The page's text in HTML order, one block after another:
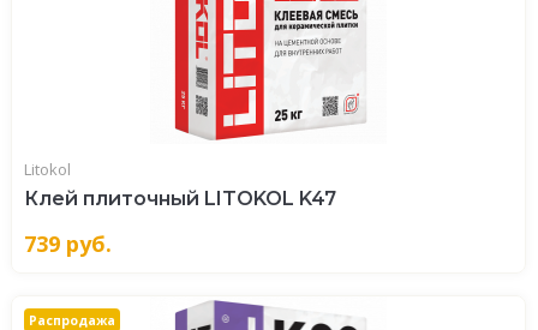
Litokol
Клей плиточный LITOKOL K47
739 руб.
Распродажа